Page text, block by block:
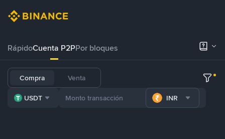
RápidoCuenta P2PPor bloques
Compra Venta
USDT INR